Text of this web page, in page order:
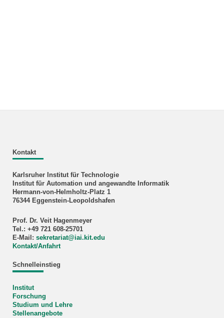
Kontakt
Karlsruher Institut für Technologie
Institut für Automation und angewandte Informatik
Hermann-von-Helmholtz-Platz 1
76344 Eggenstein-Leopoldshafen
Prof. Dr. Veit Hagenmeyer
Tel.: +49 721 608-25701
E-Mail: sekretariat@iai.kit.edu
Kontakt/Anfahrt
Schnelleinstieg
Institut
Forschung
Studium und Lehre
Stellenangebote